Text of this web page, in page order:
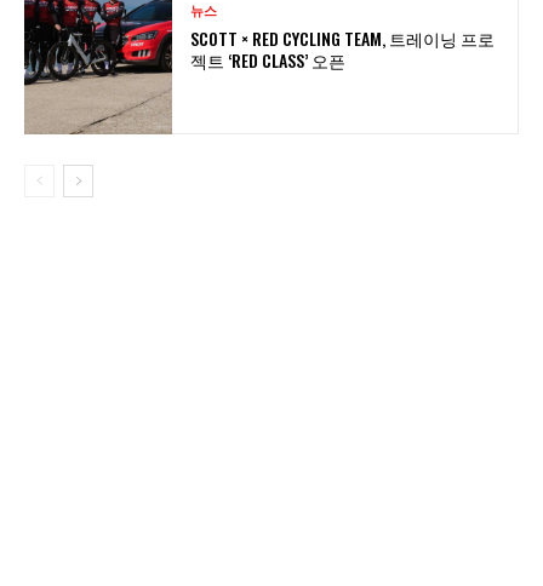
뉴스
SCOTT × RED CYCLING TEAM, 트레이닝 프로
젝트 ‘RED CLASS’ 오픈